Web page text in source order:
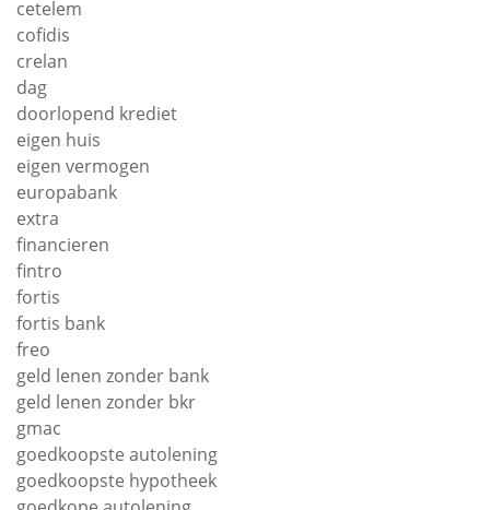
cetelem
cofidis
crelan
dag
doorlopend krediet
eigen huis
eigen vermogen
europabank
extra
financieren
fintro
fortis
fortis bank
freo
geld lenen zonder bank
geld lenen zonder bkr
gmac
goedkoopste autolening
goedkoopste hypotheek